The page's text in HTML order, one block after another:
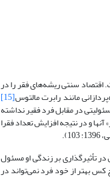
اقتصاد سنتی ریشه‌های فقر را در
مانند رابرت مالتوس[15]
در مقابل فرد فقیر نداشته
و در نتیجه افزایش تعداد فقرا
تأثیرگذاری بر زندگی او مسئول
کس بهتر از خود فرد نمی‌تواند در